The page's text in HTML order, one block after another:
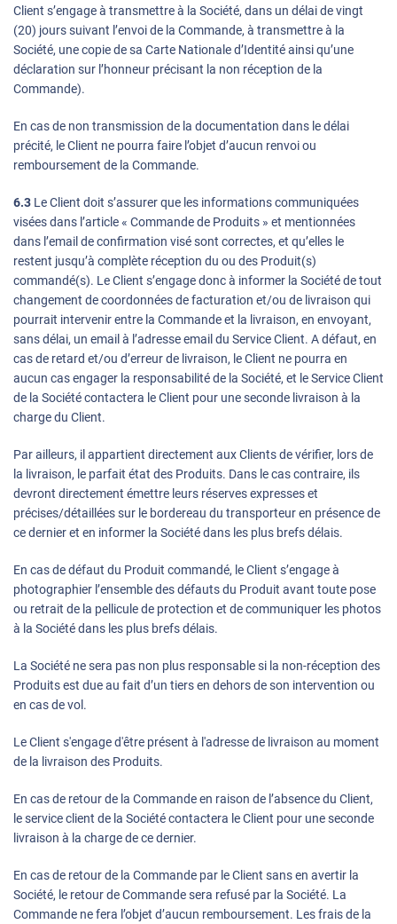
Client s’engage à transmettre à la Société, dans un délai de vingt
(20) jours suivant l’envoi de la Commande, à transmettre à la
Société, une copie de sa Carte Nationale d’Identité ainsi qu’une
déclaration sur l’honneur précisant la non réception de la
Commande).
En cas de non transmission de la documentation dans le délai
précité, le Client ne pourra faire l’objet d’aucun renvoi ou
remboursement de la Commande.
6.3 Le Client doit s’assurer que les informations communiquées
visées dans l’article « Commande de Produits » et mentionnées
dans l’email de confirmation visé sont correctes, et qu’elles le
restent jusqu’à complète réception du ou des Produit(s)
commandé(s). Le Client s’engage donc à informer la Société de tout
changement de coordonnées de facturation et/ou de livraison qui
pourrait intervenir entre la Commande et la livraison, en envoyant,
sans délai, un email à l’adresse email du Service Client. A défaut, en
cas de retard et/ou d’erreur de livraison, le Client ne pourra en
aucun cas engager la responsabilité de la Société, et le Service Client
de la Société contactera le Client pour une seconde livraison à la
charge du Client.
Par ailleurs, il appartient directement aux Clients de vérifier, lors de
la livraison, le parfait état des Produits. Dans le cas contraire, ils
devront directement émettre leurs réserves expresses et
précises/détaillées sur le bordereau du transporteur en présence de
ce dernier et en informer la Société dans les plus brefs délais.
En cas de défaut du Produit commandé, le Client s’engage à
photographier l’ensemble des défauts du Produit avant toute pose
ou retrait de la pellicule de protection et de communiquer les photos
à la Société dans les plus brefs délais.
La Société ne sera pas non plus responsable si la non-réception des
Produits est due au fait d’un tiers en dehors de son intervention ou
en cas de vol.
Le Client s'engage d'être présent à l'adresse de livraison au moment
de la livraison des Produits.
En cas de retour de la Commande en raison de l’absence du Client,
le service client de la Société contactera le Client pour une seconde
livraison à la charge de ce dernier.
En cas de retour de la Commande par le Client sans en avertir la
Société, le retour de Commande sera refusé par la Société. La
Commande ne fera l’objet d’aucun remboursement. Les frais de la